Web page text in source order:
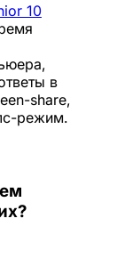
10
в
share,
режим.